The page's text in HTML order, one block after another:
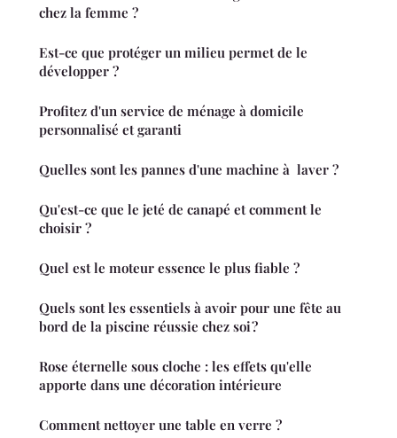
chez la femme ?
Est-ce que protéger un milieu permet de le
développer ?
Profitez d'un service de ménage à domicile
personnalisé et garanti
Quelles sont les pannes d'une machine à laver ?
Qu'est-ce que le jeté de canapé et comment le
choisir ?
Quel est le moteur essence le plus fiable ?
Quels sont les essentiels à avoir pour une fête au
bord de la piscine réussie chez soi ?
Rose éternelle sous cloche : les effets qu'elle
apporte dans une décoration intérieure
Comment nettoyer une table en verre ?